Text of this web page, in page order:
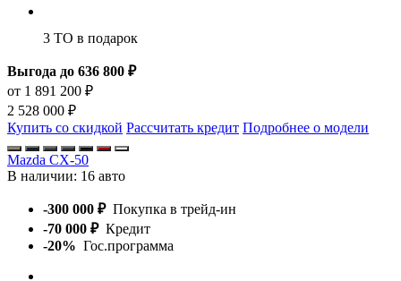
3 ТО в подарок
Выгода до 636 800 ₽
от 1 891 200 ₽
2 528 000 ₽
Купить со скидкой Рассчитать кредит Подробнее о модели
Mazda CX-50
В наличии: 16 авто
-300 000 ₽ Покупка в трейд-ин
-70 000 ₽ Кредит
-20% Гос.программа